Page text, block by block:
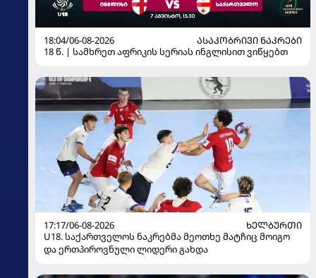
18:04/06-08-2026
ᲐᲡᲐᲙᲝᲑᲠᲘᲕᲘ ᲜᲐᲙᲠᲔᲑᲘ
18 წ. | სამხრეთ აფრიკის სერიას ინგლისით ვიწყებთ
17:17/06-08-2026
ᲮᲔᲚᲑᲣᲠᲗᲘ
U18. საქართველოს ნაკრებმა მეოთხე მატჩიც მოიგო
და ერთპიროვნული ლიდერი გახდა